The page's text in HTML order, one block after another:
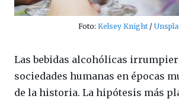
Foto: Kelsey Knight /
Las bebidas alcohólicas
sociedades humanas en épocas
de la historia. La hipótesis más